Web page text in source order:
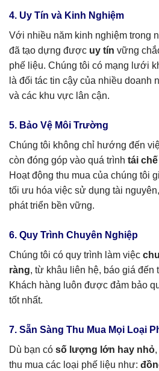
4. Uy Tín và Kinh Nghiệm
Với nhiều năm kinh nghiệm trong
đã tạo dựng được uy tín vững
phế liệu. Chúng tôi có mạng lưới
là đối tác tin cậy của nhiều doanh
và các khu vực lân cận.
5. Bảo Vệ Môi Trường
Chúng tôi không chỉ hướng đến
còn đóng góp vào quá trình tái
Hoạt động thu mua của chúng tôi
tối ưu hóa việc sử dụng tài
phát triển bền vững.
6. Quy Trình Chuyên Nghiệp
Chúng tôi có quy trình làm việc
ràng, từ khâu liên hệ, báo giá đến
Khách hàng luôn được đảm bảo
tốt nhất.
7. Sẵn Sàng Thu Mua Mọi Loại
Dù bạn có số lượng lớn hay nhỏ
thu mua các loại phế liệu như: